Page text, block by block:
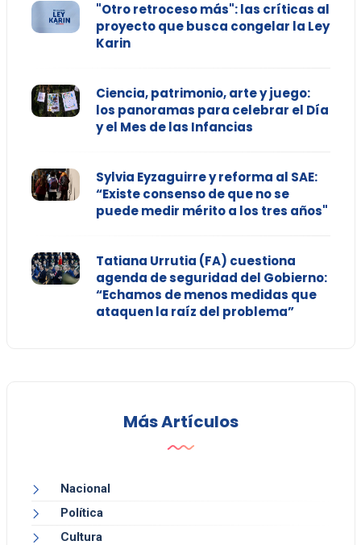
"Otro retroceso más": las críticas al
proyecto que busca congelar la Ley
Karin
Ciencia, patrimonio, arte y juego:
los panoramas para celebrar el Día
y el Mes de las Infancias
Sylvia Eyzaguirre y reforma al SAE:
“Existe consenso de que no se
puede medir mérito a los tres años"
Tatiana Urrutia (FA) cuestiona
agenda de seguridad del Gobierno:
“Echamos de menos medidas que
ataquen la raíz del problema”
Más Artículos
Nacional
Política
Cultura